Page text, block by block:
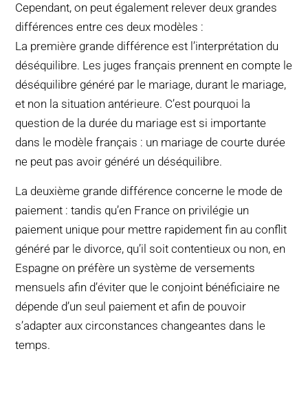
Cependant, on peut également relever deux grandes
différences entre ces deux modèles :
La première grande différence est l’interprétation du
déséquilibre. Les juges français prennent en compte le
déséquilibre généré par le mariage, durant le mariage,
et non la situation antérieure. C’est pourquoi la
question de la durée du mariage est si importante
dans le modèle français : un mariage de courte durée
ne peut pas avoir généré un déséquilibre.
La deuxième grande différence concerne le mode de
paiement : tandis qu’en France on privilégie un
paiement unique pour mettre rapidement fin au conflit
généré par le divorce, qu’il soit contentieux ou non, en
Espagne on préfère un système de versements
mensuels afin d’éviter que le conjoint bénéficiaire ne
dépende d’un seul paiement et afin de pouvoir
s’adapter aux circonstances changeantes dans le
temps.